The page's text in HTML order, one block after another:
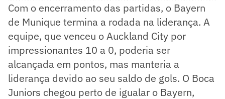
Com o encerramento das partidas, o Bayern
de Munique termina a rodada na liderança. A
equipe, que venceu o Auckland City por
impressionantes 10 a 0, poderia ser
alcançada em pontos, mas manteria a
liderança devido ao seu saldo de gols. O Boca
Juniors chegou perto de igualar o Bayern,